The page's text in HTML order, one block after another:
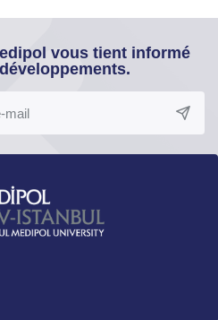
vous tient informé